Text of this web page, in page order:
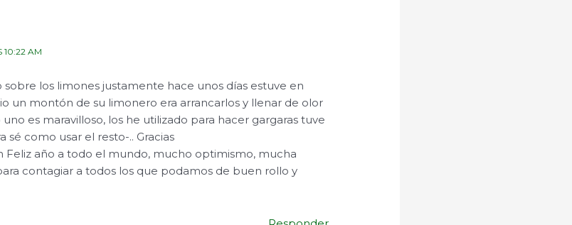
10:22 AM
los limones justamente hace unos días estuve en
un montón de su limonero era arrancarlos y llenar de olor
es maravilloso, los he utilizado para hacer gargaras tuve
sé como usar el resto-.. Gracias
Feliz año a todo el mundo, mucho optimismo, mucha
contagiar a todos los que podamos de buen rollo y